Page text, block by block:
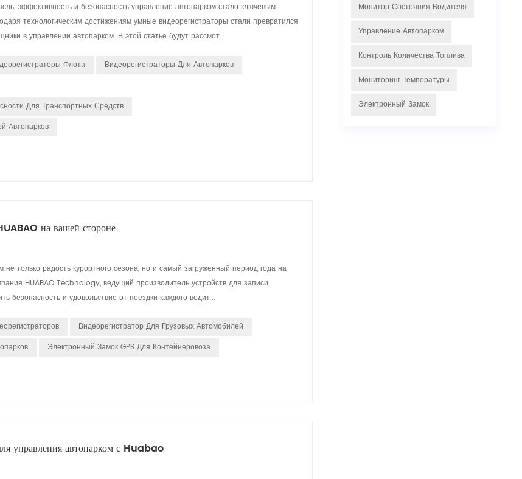
эффективность и безопасность управление автопарком стало ключевым
технологическим достижениям умные видеорегистраторы стали превратился
в управлении автопарком. В этой статье будут рассмот...
Флота
Видеорегистраторы Для Автопарков
Для Транспортных Средств
Автопарков
на вашей стороне
только радость курортного сезона, но и самый загруженный период года на
HUABAO Technology, ведущий производитель устройств для записи
безопасность и удовольствие от поездки каждого водит...
Видеорегистратор Для Грузовых Автомобилей
Электронный Замок GPS Для Контейнеровоза
управления автопарком с Huabao
Монитор Состояния Водителя
Управление Автопарком
Контроль Количества Топлива
Мониторинг Температуры
Электронный Замок